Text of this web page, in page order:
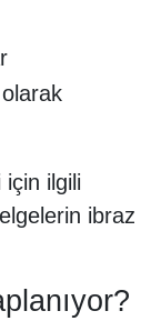
için ilgili
ibraz